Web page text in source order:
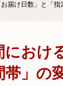
届け日数」と「
におけ
」の